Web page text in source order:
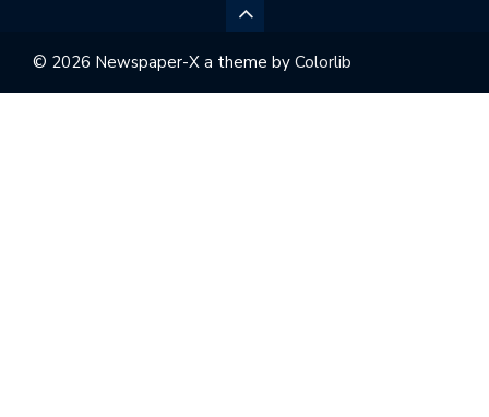
© 2026 Newspaper-X a theme by Colorlib